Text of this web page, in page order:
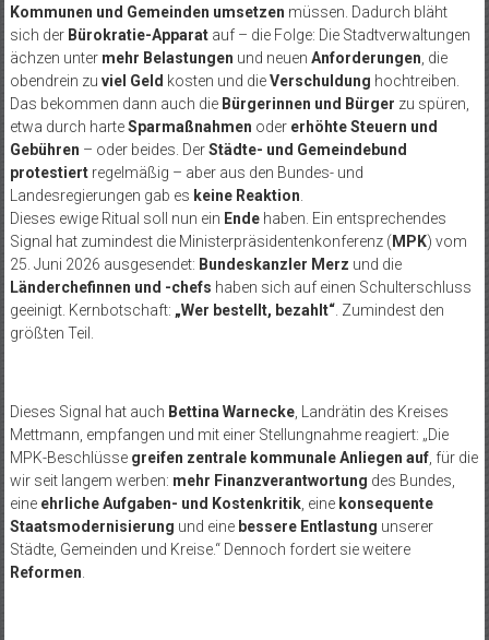
Kommunen und Gemeinden umsetzen müssen. Dadurch bläht
sich der Bürokratie-Apparatauf – die Folge: Die Stadtverwaltungen
ächzen unter mehr Belastungen und neuen Anforderungen, die
obendrein zu viel Geld kosten und dieVerschuldung hochtreiben.
Das bekommen dann auch die Bürgerinnen und Bürger zu spüren,
etwa durch harteSparmaßnahmen oder erhöhte Steuern und
Gebühren – oder beides. DerStädte- und Gemeindebund
protestiertregelmäßig – aber aus den Bundes- und
Landesregierungen gab es keine Reaktion.
Dieses ewige Ritual soll nun ein Endehaben. Ein entsprechendes
Signal hat zumindest die Ministerpräsidentenkonferenz ( MPK) vom
25. Juni 2026 ausgesendet: Bundeskanzler Merz und die
Länderchefinnen und -chefs haben sich auf einen Schulterschluss
geeinigt. Kernbotschaft: „Wer bestellt, bezahlt“. Zumindest den
größten Teil.
Dieses Signal hat auch Bettina Warnecke, Landrätin des Kreises
Mettmann, empfangen und mit einer Stellungnahme reagiert: „Die
MPK-Beschlüsse greifen zentrale kommunale Anliegen auf, für die
wir seit langem werben: mehr Finanzverantwortung des Bundes,
eine ehrliche Aufgaben- und Kostenkritik, eine konsequente
Staatsmodernisierung und eine bessere Entlastung unserer
Städte, Gemeinden und Kreise.“ Dennoch fordert sie weitere
Reformen.